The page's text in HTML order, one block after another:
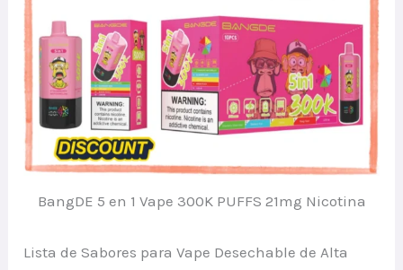
BangDE 5 en 1 Vape 300K PUFFS 21mg Nicotina
Lista de Sabores para Vape Desechable de Alta